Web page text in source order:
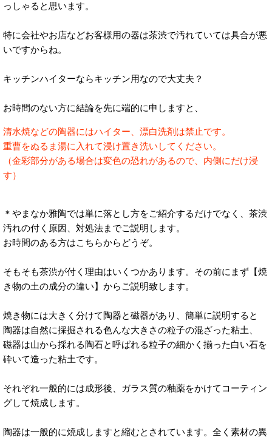
っしゃると思います。
特に会社やお店などお客様用の器は茶渋で汚れていては具合が悪
いですからね。
キッチンハイターならキッチン用なので大丈夫？
お時間のない方に結論を先に端的に申しますと、
清水焼などの陶器にはハイター、漂白洗剤は禁止です。
重曹をぬるま湯に入れて浸け置き洗いしてください。
（金彩部分がある場合は変色の恐れがあるので、内側にだけ浸
す）
＊やまなか雅陶では単に落とし方をご紹介するだけでなく、茶渋
汚れの付く原因、対処法までご説明します。
お時間のある方はこちらからどうぞ。
そもそも茶渋が付く理由はいくつかあります。その前にまず【焼
き物の土の成分の違い】からご説明致します。
焼き物には大きく分けて陶器と磁器があり、簡単に説明すると
陶器は自然に採掘される色んな大きさの粒子の混ざった粘土、
磁器は山から採れる陶石と呼ばれる粒子の細かく揃った白い石を
砕いて造った粘土です。
それぞれ一般的には成形後、ガラス質の釉薬をかけてコーティン
グして焼成します。
陶器は一般的に焼成しますと縮むとされています。全く素材の異